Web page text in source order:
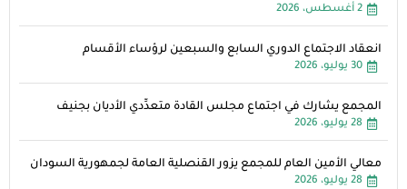
2 أغسطس، 2026
انعقاد الاجتماع الدوري السابع والسبعين لرؤساء الأقسام
30 يوليو، 2026
المجمع يشارك في اجتماع مجلس القادة متعدِّدي الأديان بجنيف
28 يوليو، 2026
معالي الأمين العام للمجمع يزور القنصلية العامة لجمهورية السودان
28 يوليو، 2026